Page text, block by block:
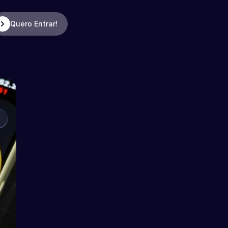
Quero Entrar!